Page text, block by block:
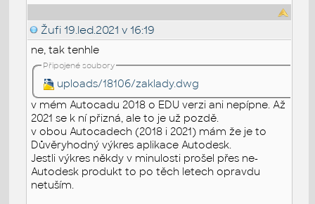
Žufi 19.led.2021 v 16:19
ne, tak tenhle
Připojené soubory
uploads/18106/zaklady.dwg
v mém Autocadu 2018 o EDU verzi ani nepípne. Až
2021 se k ní přizná, ale to je už pozdě.
v obou Autocadech (2018 i 2021) mám že je to
Důvěryhodný výkres aplikace Autodesk.
Jestli výkres někdy v minulosti prošel přes ne-
Autodesk produkt to po těch letech opravdu
netuším.